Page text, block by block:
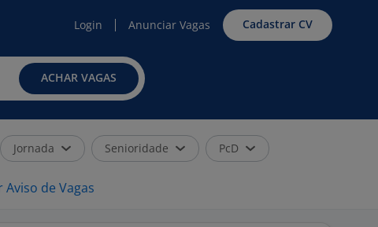
Login Anunciar Vagas Cadastrar CV
ACHAR VAGAS
Jornada Senioridade PcD
Aviso de Vagas